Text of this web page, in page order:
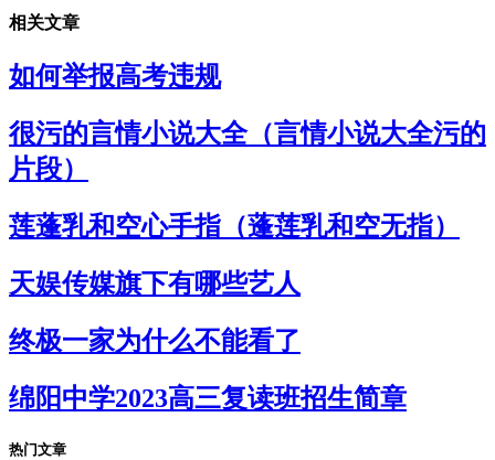
相关文章
如何举报高考违规
很污的言情小说大全（言情小说大全污的
片段）
莲蓬乳和空心手指（蓬莲乳和空无指）
天娱传媒旗下有哪些艺人
终极一家为什么不能看了
绵阳中学2023高三复读班招生简章
热门文章